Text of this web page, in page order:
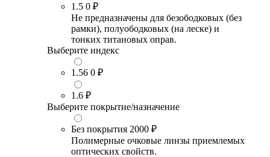
1.5 0 ₽
Не предназначены для безободковых (без
рамки), полуободковых (на леске) и
тонких титановых оправ.
Выберите индекс
1.56 0 ₽
1.6 ₽
Выберите покрытие/назначение
Без покрытия 2000 ₽
Полимерные очковые линзы приемлемых
оптических свойств.